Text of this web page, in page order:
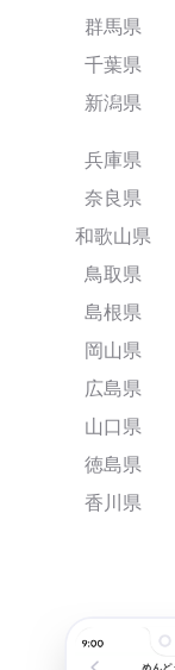
群馬県
千葉県
新潟県
兵庫県
奈良県
和歌山県
鳥取県
島根県
岡山県
広島県
山口県
徳島県
香川県